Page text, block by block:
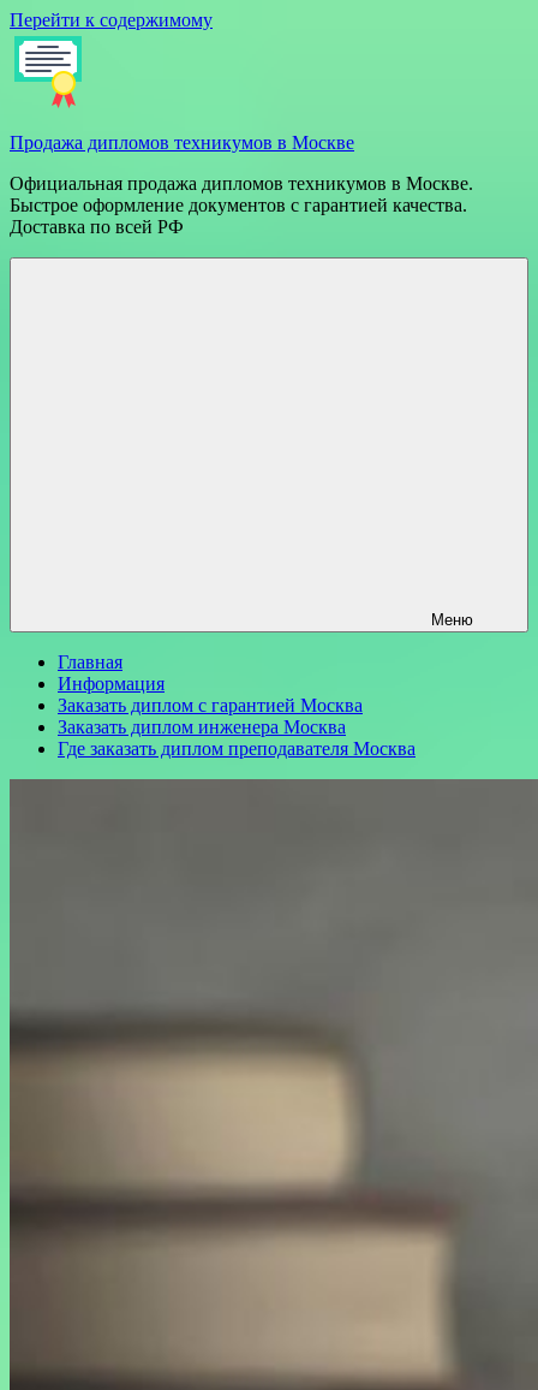
Перейти к содержимому
Продажа дипломов техникумов в Москве
Официальная продажа дипломов техникумов в Москве.
Быстрое оформление документов с гарантией качества.
Доставка по всей РФ
Меню
Главная
Информация
Заказать диплом с гарантией Москва
Заказать диплом инженера Москва
Где заказать диплом преподавателя Москва